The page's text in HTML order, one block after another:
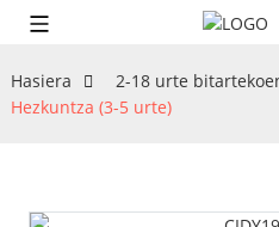
Hasiera 2-18 urte
Hezkuntza (3-5 urte)